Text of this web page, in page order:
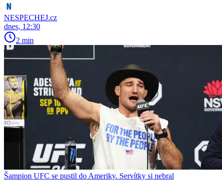
NESPECHEJ.cz
dnes, 12:30
2 min
Šampion UFC se pustil do Ameriky. Servítky si nebral